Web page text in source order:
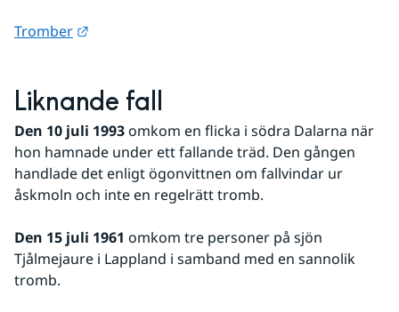
Tromber
Liknande fall
Den 10 juli 1993 omkom en flicka i södra Dalarna när
hon hamnade under ett fallande träd. Den gången
handlade det enligt ögonvittnen om fallvindar ur
åskmoln och inte en regelrätt tromb.
Den 15 juli 1961 omkom tre personer på sjön
Tjålmejaure i Lappland i samband med en sannolik
tromb.